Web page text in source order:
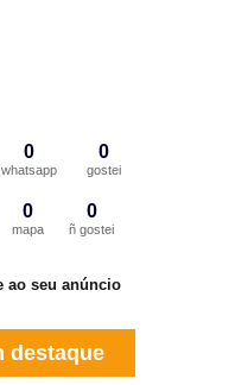
0
whatsapp
0
gostei
0
mapa
0
ñ gostei
ao seu anúncio
destaque